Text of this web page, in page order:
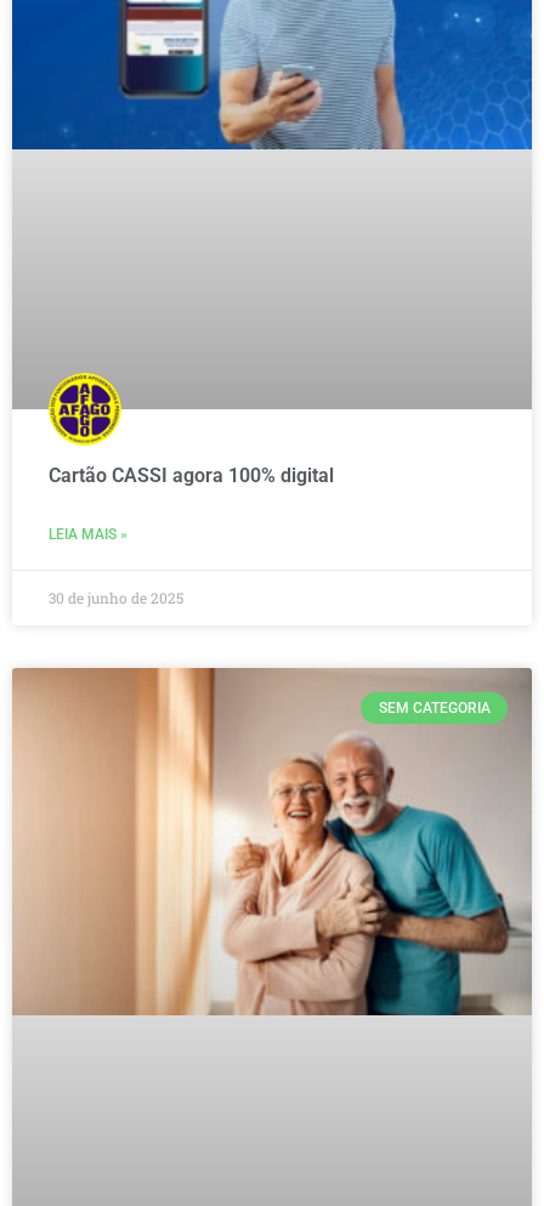
Cartão CASSI agora 100% digital
LEIA MAIS »
30 de junho de 2025
SEM CATEGORIA